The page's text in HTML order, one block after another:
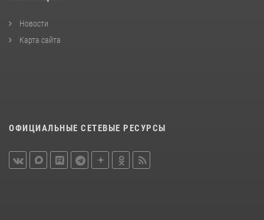
Новости
Карта сайта
ОФИЦИАЛЬНЫЕ СЕТЕВЫЕ РЕСУРСЫ